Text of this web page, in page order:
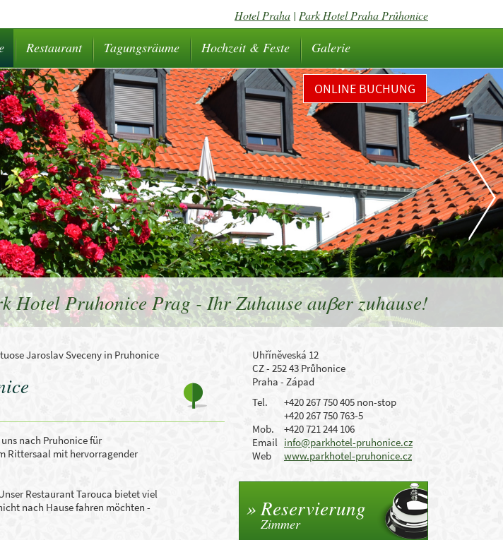
Hotel Praha | Park Hotel Praha Průhonice
Restaurant Tagungsräume Hochzeit & Feste Galerie
Hotel Pruhonice Prag - Ihr Zuhause auβer zuhause!
ONLINE BUCHUNG
Jaroslav Sveceny in Pruhonice
uns nach Pruhonicefür
Rittersaal mit hervorragender
Restaurant Tarouca bietet viel
nach Hausefahren möchten -
Uhříněveská 12
CZ - 252 43 Průhonice
Praha - Západ
Tel.
+420 267 750 405 non-stop
+420 267 750 763-5
Mob.
+420 721 244 106
Email info@parkhotel-pruhonice.cz
Web
www.parkhotel-pruhonice.cz
Reservierung
Zimmer